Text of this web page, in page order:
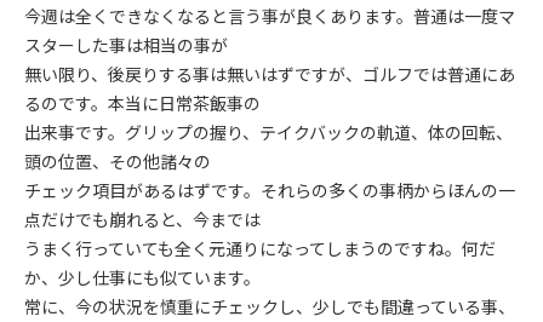
今週は全くできなくなると言う事が良くあります。普通は一度マ
スターした事は相当の事が
無い限り、後戻りする事は無いはずですが、ゴルフでは普通にあ
るのです。本当に日常茶飯事の
出来事です。グリップの握り、テイクバックの軌道、体の回転、
頭の位置、その他諸々の
チェック項目があるはずです。それらの多くの事柄からほんの一
点だけでも崩れると、今までは
うまく行っていても全く元通りになってしまうのですね。何だ
か、少し仕事にも似ています。
常に、今の状況を慎重にチェックし、少しでも間違っている事、